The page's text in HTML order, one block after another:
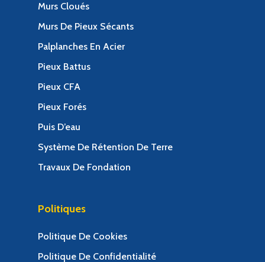
Murs Cloués
Murs De Pieux Sécants
Palplanches En Acier
Pieux Battus
Pieux CFA
Pieux Forés
Puis D’eau
Système De Rétention De Terre
Travaux De Fondation
Politiques
Politique De Cookies
Politique De Confidentialité